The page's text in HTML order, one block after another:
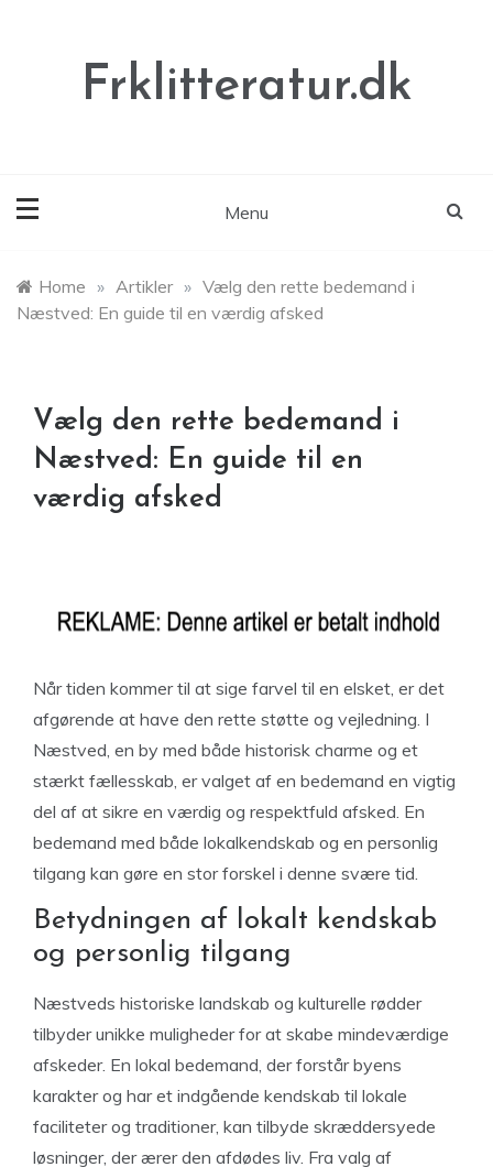
Frklitteratur.dk
Menu
Home » Artikler » Vælg den rette bedemand i
Næstved: En guide til en værdig afsked
Vælg den rette bedemand i
Næstved: En guide til en
værdig afsked
Når tiden kommer til at sige farvel til en elsket, er det
afgørende at have den rette støtte og vejledning. I
Næstved, en by med både historisk charme og et
stærkt fællesskab, er valget af en bedemand en vigtig
del af at sikre en værdig og respektfuld afsked. En
bedemand med både lokalkendskab og en personlig
tilgang kan gøre en stor forskel i denne svære tid.
Betydningen af lokalt kendskab
og personlig tilgang
Næstveds historiske landskab og kulturelle rødder
tilbyder unikke muligheder for at skabe mindeværdige
afskeder. En lokal bedemand, der forstår byens
karakter og har et indgående kendskab til lokale
faciliteter og traditioner, kan tilbyde skræddersyede
løsninger, der ærer den afdødes liv. Fra valg af